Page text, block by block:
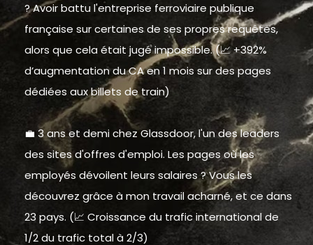
? Avoir battu l'entreprise ferroviaire publique
française sur certaines de ses propres requêtes,
alors que cela était jugé impossible. (📈 +392%
d’augmentation du CA en 1 mois sur des pages
dédiées aux billets de train)
💼 3 ans et demi chez Glassdoor, l'un des leaders
des sites d'offres d'emploi. Les pages où les
employés dévoilent leurs salaires ? Vous les
découvrez grâce à mon travail acharné, et ce dans
23 pays. (📈 Croissance du trafic international de
1/2 du trafic total à 2/3)